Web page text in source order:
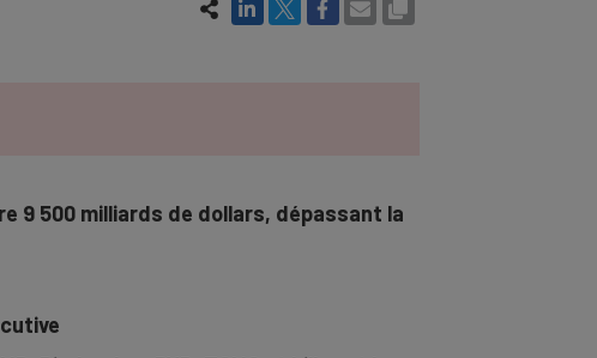
9 500 milliards de dollars, dépassant la